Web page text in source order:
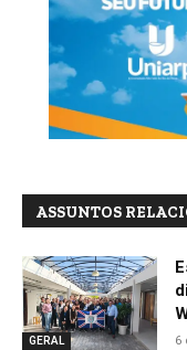
ASSUNTOS
GERAL 6